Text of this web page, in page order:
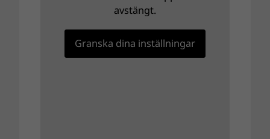
avstängt.
Granska dina inställningar